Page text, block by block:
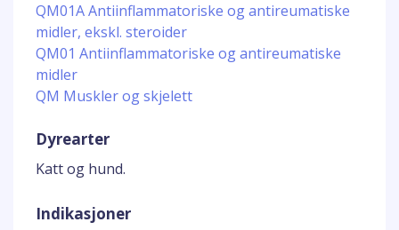
QM01A Antiinflammatoriske og antireumatiske
midler, ekskl. steroider
QM01 Antiinflammatoriske og antireumatiske
midler
QM Muskler og skjelett
Dyrearter
Katt og hund.
Indikasjoner